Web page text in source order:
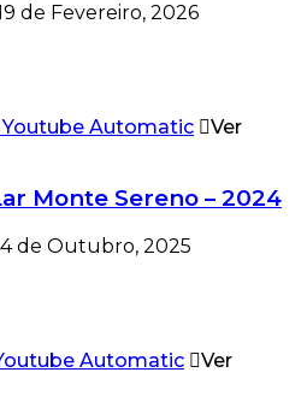
de Fevereiro, 2026
Ver
Monte Sereno – 2024
de Outubro, 2025
Ver